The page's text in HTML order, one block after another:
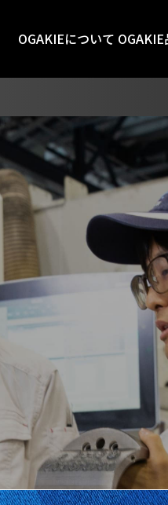
ラ
ラ
サスティナビリ
WORKS #3 ：築
OGAKIEについて
ラ
高品質
ラ
サスティナビリ
WORKS #3 ：